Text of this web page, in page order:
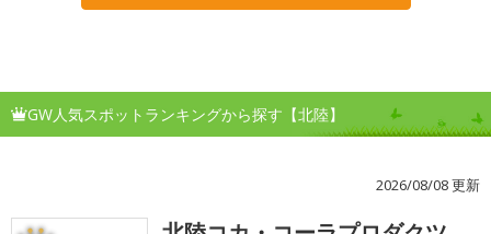
GW人気スポットランキングから探す【北陸】
2026/08/08 更新